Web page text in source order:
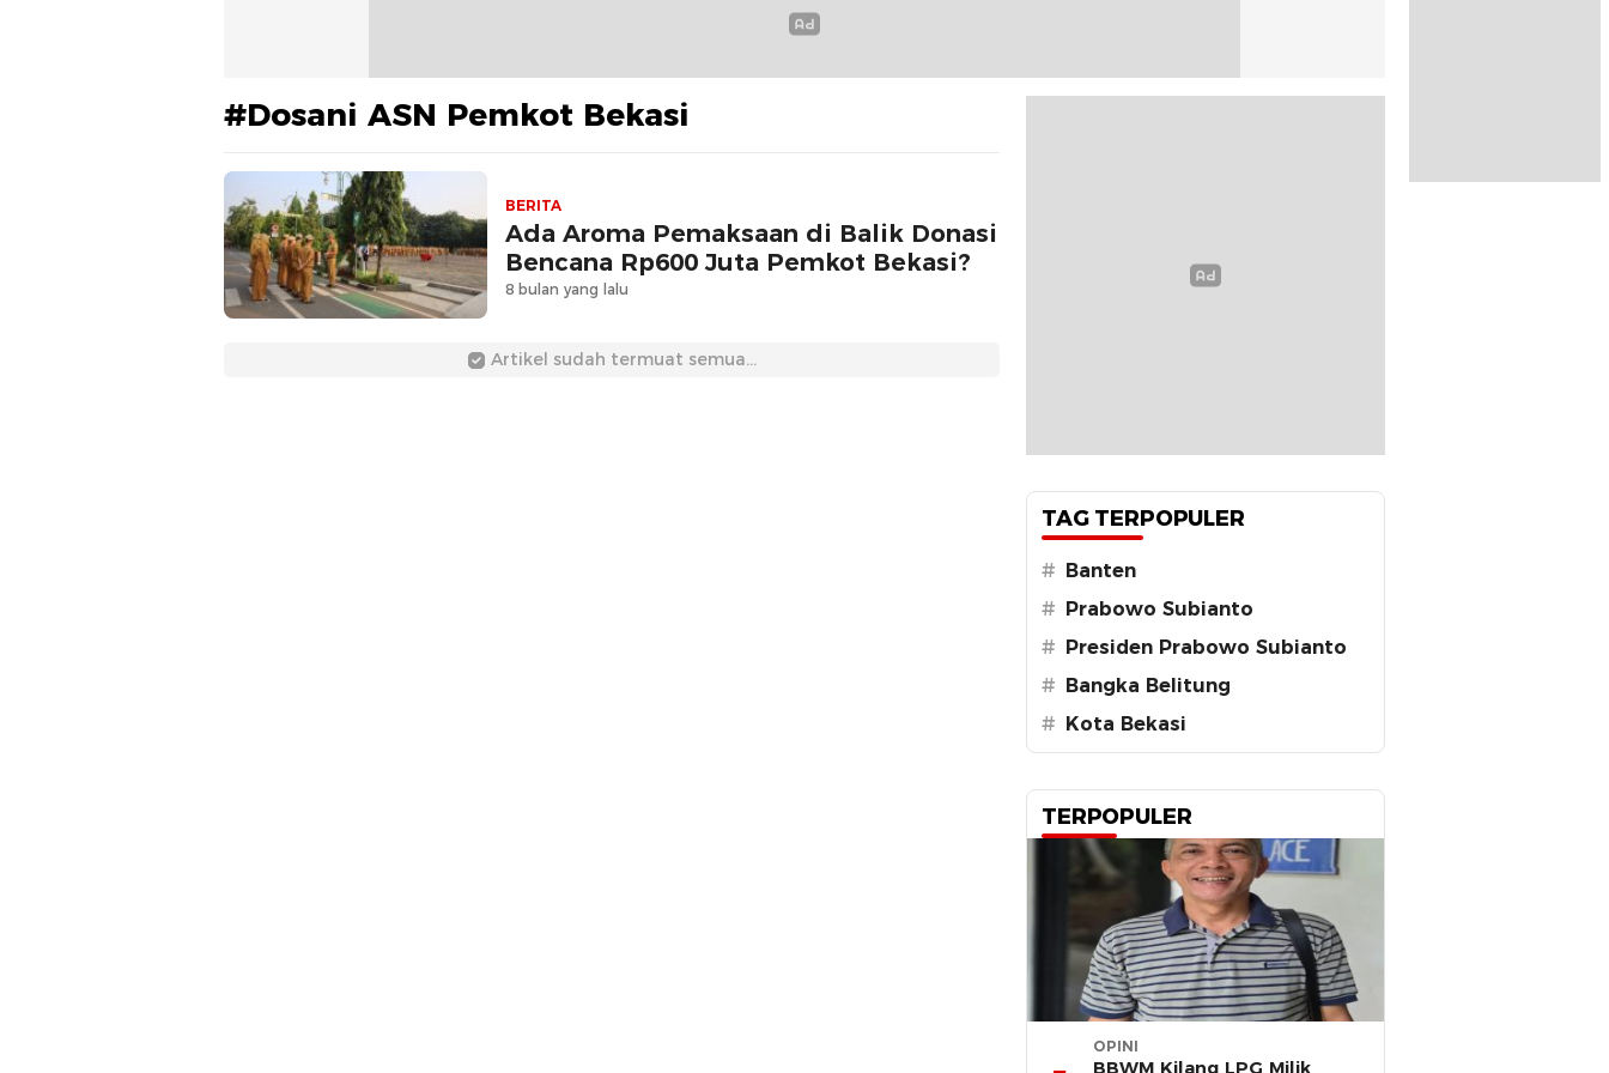
#Dosani ASN Pemkot Bekasi
BERITA
Ada Aroma Pemaksaan di Balik Donasi
Bencana Rp600 Juta Pemkot Bekasi?
8 bulan yang lalu
Artikel sudah termuat semua...
TAG TERPOPULER
# Banten
# Prabowo Subianto
# Presiden Prabowo Subianto
# Bangka Belitung
# Kota Bekasi
TERPOPULER
OPINI
BBWM Kilang LPG Milik